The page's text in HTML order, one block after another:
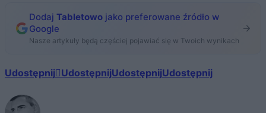
Dodaj Tabletowo jako preferowane źródło w
Google
Nasze artykuły będą częściej pojawiać się w Twoich wynikach
Udostępnij UdostępnijUdostępnijUdostępnij